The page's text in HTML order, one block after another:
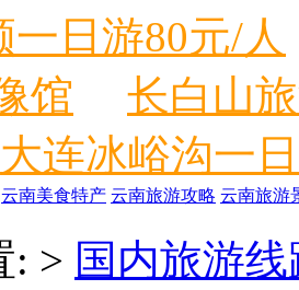
一日游80元/人
馆
长白山
大连冰峪沟一
云南美食特产 云南旅游攻略 云南旅游
: > 国内旅游线